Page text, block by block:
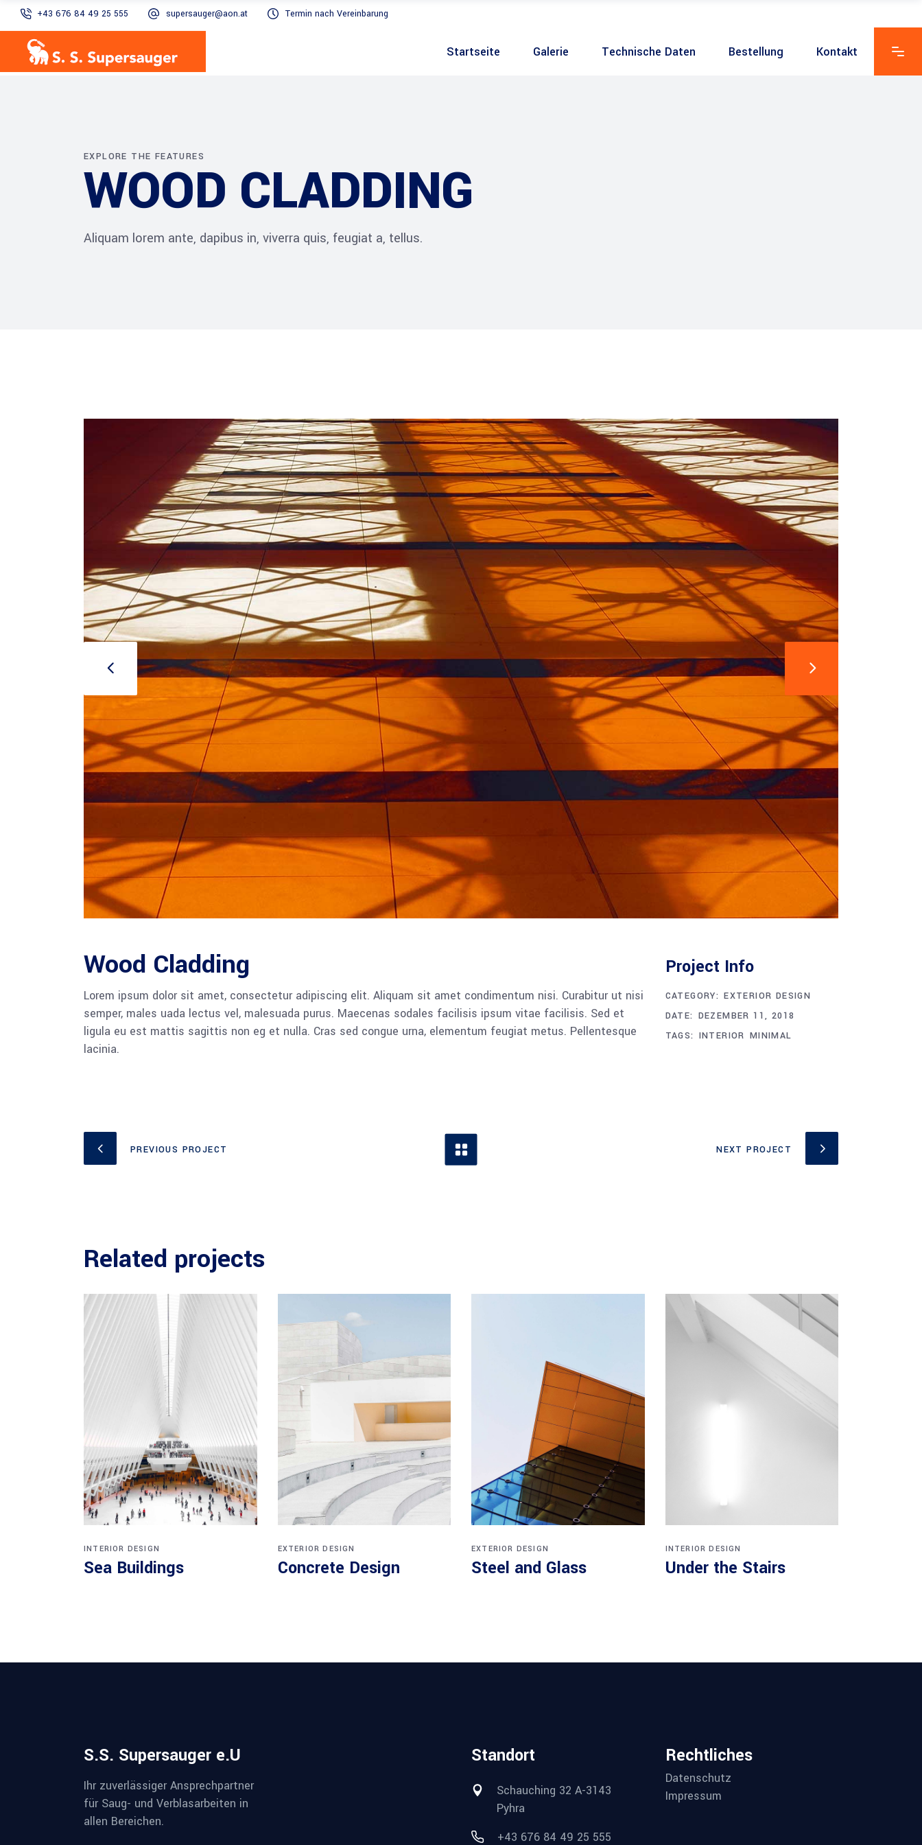
+43 676 84 49 25 555 supersauger@aon.at Termin nach Vereinbarung
Startseite Galerie Technische Daten Bestellung Kontakt
EXPLORE THE FEATURES
WOOD CLADDING
Aliquam lorem ante, dapibus in, viverra quis, feugiat a, tellus.
Wood Cladding
Lorem ipsum dolor sit amet, consectetur adipiscing elit. Aliquam sit amet condimentum nisi. Curabitur ut nisi
semper, males uada lectus vel, malesuada purus. Maecenas sodales facilisis ipsum vitae facilisis. Sed et
ligula eu est mattis sagittis non eg et nulla. Cras sed congue urna, elementum feugiat metus. Pellentesque
lacinia.
Project Info
CATEGORY: EXTERIOR DESIGN
DATE: DEZEMBER 11, 2018
TAGS: INTERIOR MINIMAL
PREVIOUS PROJECT NEXT PROJECT
Related projects
INTERIOR DESIGN
Sea Buildings
EXTERIOR DESIGN
Concrete Design
EXTERIOR DESIGN
Steel and Glass
INTERIOR DESIGN
Under the Stairs
S.S. Supersauger e.U
Ihr zuverlässiger Ansprechpartner
für Saug- und Verblasarbeiten in
allen Bereichen.
Standort
Schauching 32 A-3143
Pyhra
+43 676 84 49 25 555
Rechtliches
Datenschutz
Impressum